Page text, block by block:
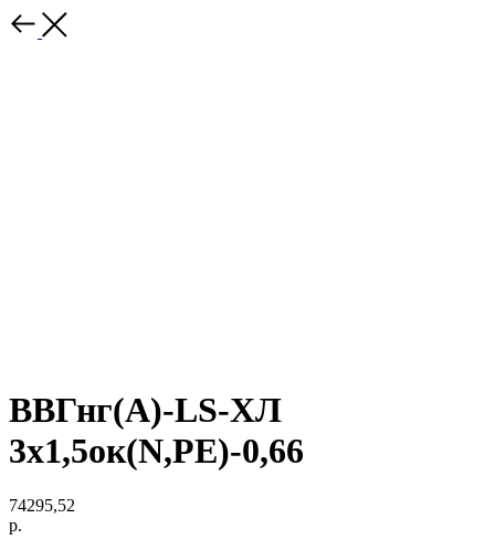
ВВГнг(A)-LS-ХЛ
3х1,5ок(N,PE)-0,66
74295,52
р.